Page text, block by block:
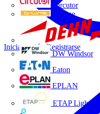
Circutor
D-Line
DW Windsor
Eaton
EPLAN
ETAP Lighting
Iniciar sesión Registrarse